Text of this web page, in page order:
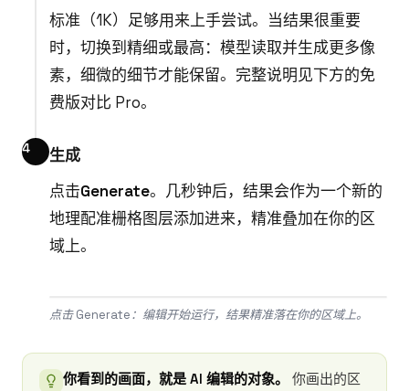
标准（1K）足够用来上手尝试。当结果很重要
时，切换到精细或最高：模型读取并生成更多像
素，细微的细节才能保留。完整说明见下方的免
费版对比 Pro。
生成
点击Generate。几秒钟后，结果会作为一个新的
地理配准栅格图层添加进来，精准叠加在你的区
域上。
点击 Generate：编辑开始运行，结果精准落在你的区域上。
你看到的画面，就是 AI 编辑的对象。
你画出的区